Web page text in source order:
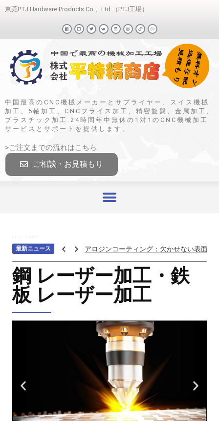
東莞PTJ Hardware Products Co.、Ltd.（PTJ工場）
中国最高のCNC機械メーカーとサプライヤー、スイス機械
加工、5軸加工、CNCフライス加工、精密旋盤、金属加工、
プラスチック加工.24時間年中無休の1対1のCNC機械加工
サービスとサポートを提供します。
>ご注文までの流れはこちら
ご相談・お見積もり
最新ニュース
アロジンコーティング：欠かせない表面処
アームス ブロンズ
紫外線 塗料
重金属トップ10のランキング：特性、影響
へら 絞り 加工 と は
チタン鋳造とは: プロセス、用途、温度、
プロトタイプ射出成形: 究極のガイド
LEDライト部品 ダイカストサービス
カスタムメカニカルキーボードはなぜ人気
CNC加工サービスによるCCTV機器アクセ
カスタムバイクのパーツを近くで入手する
鋼 レーザー加工・鉄
板 レーザー加工